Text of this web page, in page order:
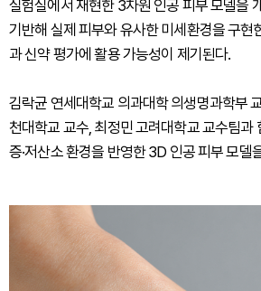
실험실에서 재현한 3차원 인공 피부 모델을
기반해 실제 피부와 유사한 미세환경을 구현
과 신약 평가에 활용 가능성이 제기된다.
김락균 연세대학교 의과대학 의생명과학부
천대학교 교수, 최정민 고려대학교 교수팀과
증·저산소 환경을 반영한 3D 인공 피부 모델